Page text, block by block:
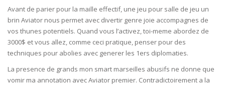
Avant de parier pour la maille effectif, une jeu pour salle de jeu un
brin Aviator nous permet avec divertir genre joie accompagnes de
vos thunes potentiels. Quand vous l’activez, toi-meme abordez de
3000$ et vous allez, comme ceci pratique, penser pour des
techniques pour abolies avec generer les 1ers diplomaties.
La presence de grands mon smart marseilles abusifs ne donne que
vomir ma annotation avec Aviator premier. Contradictoirement a la